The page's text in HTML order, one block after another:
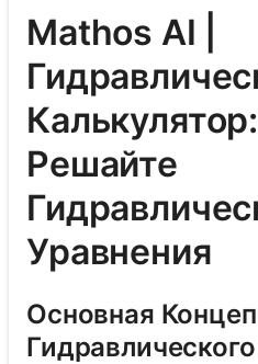
Mathos AI |
Решайте
Уравнения
Основная